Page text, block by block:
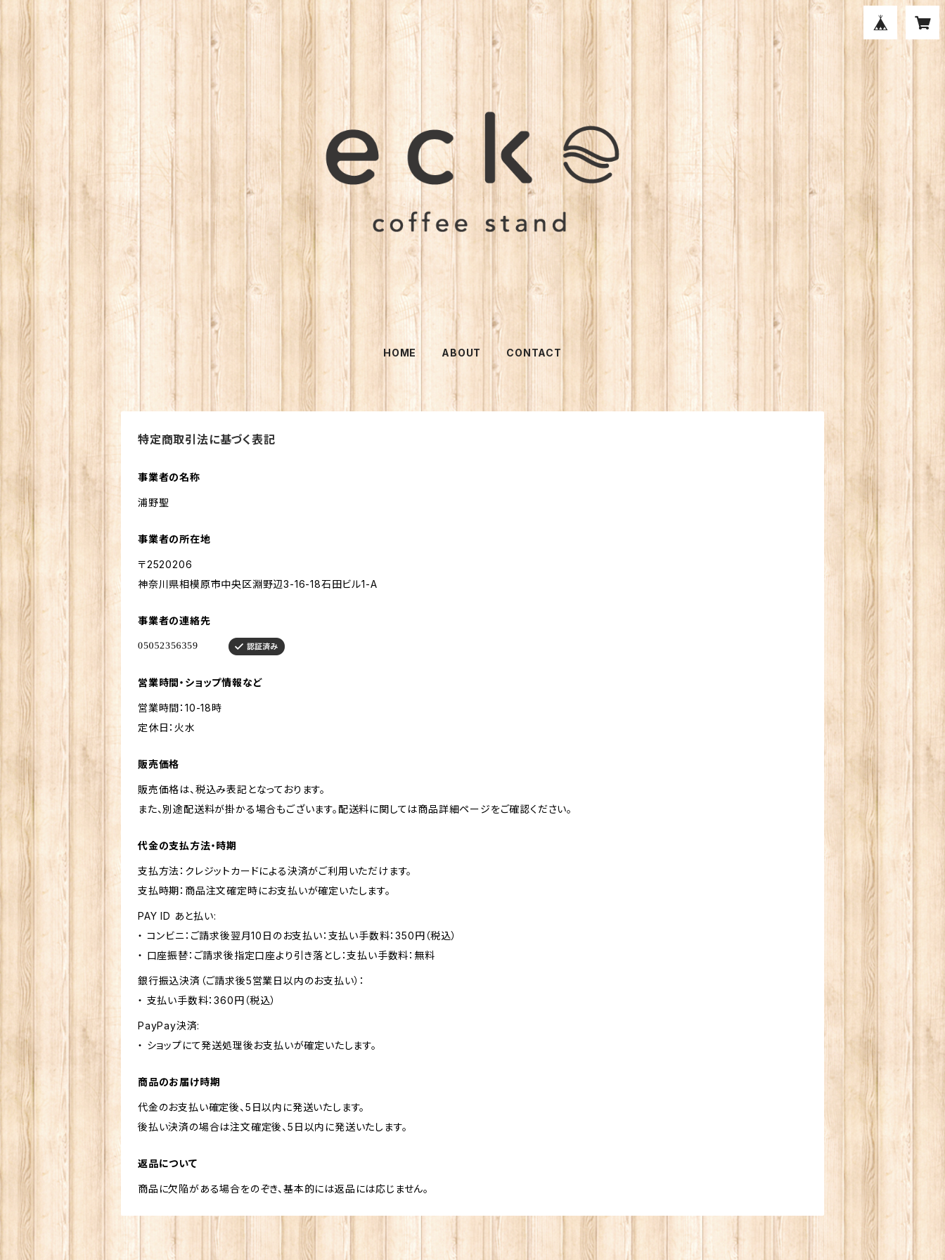
HOME ABOUT CONTACT
特定商取引法に基づく表記
事業者の名称
浦野聖
事業者の所在地
〒2520206
神奈川県相模原市中央区淵野辺3-16-18石田ビル1-A
事業者の連絡先
営業時間・ショップ情報など
営業時間：10-18時
定休日：火水
販売価格
販売価格は、税込み表記となっております。
また、別途配送料が掛かる場合もございます。配送料に関しては商品詳細ページをご確認ください。
代金の支払方法・時期
支払方法：クレジットカードによる決済がご利用いただけます。
支払時期：商品注文確定時にお支払いが確定いたします。
PAY ID あと払い:
・ コンビニ：ご請求後翌月10日のお支払い：支払い手数料：350円（税込）
・ 口座振替：ご請求後指定口座より引き落とし：支払い手数料：無料
銀行振込決済（ご請求後5営業日以内のお支払い）：
・ 支払い手数料：360円（税込）
PayPay決済:
・ ショップにて発送処理後お支払いが確定いたします。
商品のお届け時期
代金のお支払い確定後、5日以内に発送いたします。
後払い決済の場合は注文確定後、5日以内に発送いたします。
返品について
商品に欠陥がある場合をのぞき、基本的には返品には応じません。